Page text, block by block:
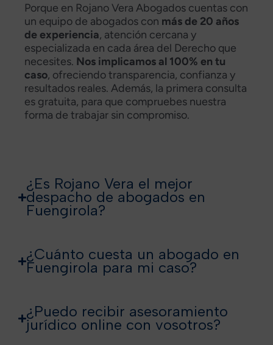
Porque en Rojano Vera Abogados cuentas con
un equipo de abogados con más de 20 años
de experiencia, atención cercana y
especializada en cada área del Derecho que
necesites. Nos implicamos al 100% en tu
caso, ofreciendo transparencia, confianza y
resultados reales. Además, la primera consulta
es gratuita, para que compruebes nuestra
forma de trabajar sin compromiso.
¿Es Rojano Vera el mejor
despacho de abogados en
Fuengirola?
¿Cuánto cuesta un abogado en
Fuengirola para mi caso?
¿Puedo recibir asesoramiento
jurídico online con vosotros?